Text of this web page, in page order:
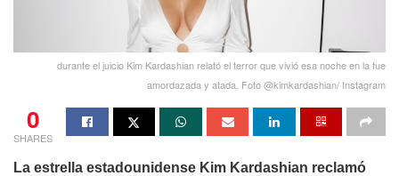
durante el juicio Kim Kardashian relató el terror que vivió esa noche en la fue
amordazada y atada. Foto @kimkardashian/ Instagram
0
SHARES
La estrella estadounidense Kim Kardashian reclamó